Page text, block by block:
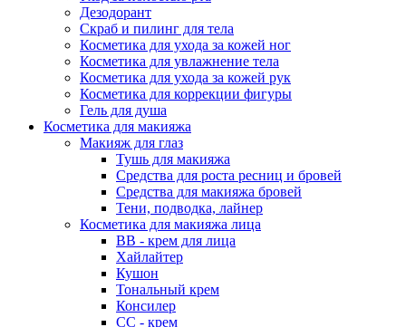
Дезодорант
Скраб и пилинг для тела
Косметика для ухода за кожей ног
Косметика для увлажнение тела
Косметика для ухода за кожей рук
Косметика для коррекции фигуры
Гель для душа
Косметика для макияжа
Макияж для глаз
Тушь для макияжа
Средства для роста ресниц и бровей
Средства для макияжа бровей
Тени, подводка, лайнер
Косметика для макияжа лица
ВВ - крем для лица
Хайлайтер
Кушон
Тональный крем
Консилер
СС - крем